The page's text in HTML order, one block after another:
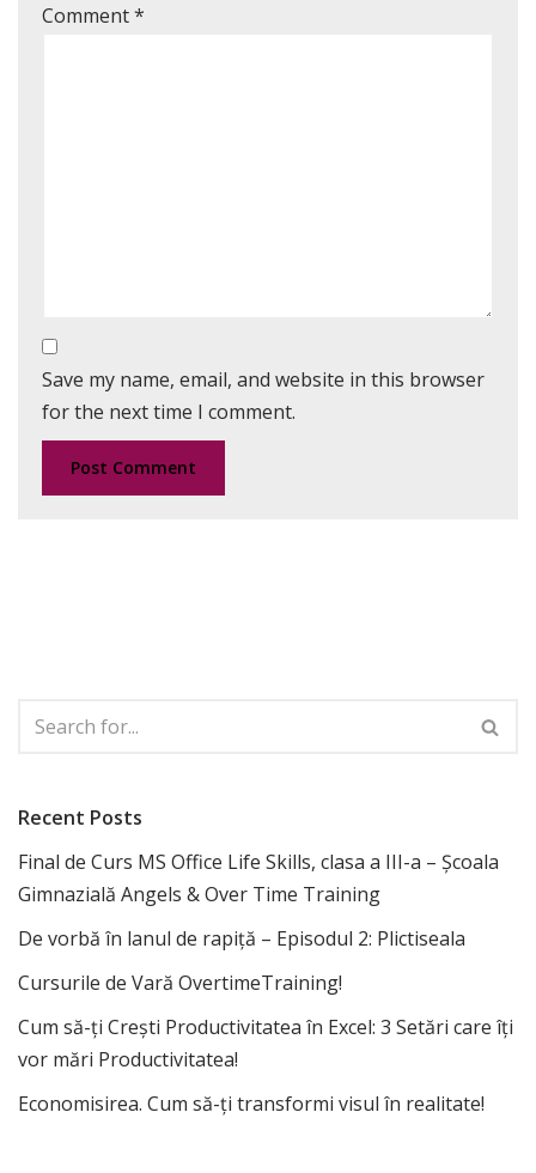
Comment*
Save my name, email, and website in this browser
for the next time I comment.
Recent Posts
Final de Curs MS Office Life Skills, clasa a III-a – Școala
Gimnazială Angels & Over Time Training
De vorbă în lanul de rapiță – Episodul 2: Plictiseala
Cursurile de Vară OvertimeTraining!
Cum să-ți Crești Productivitatea în Excel: 3 Setări care îți
vor mări Productivitatea!
Economisirea. Cum să-ți transformi visul în realitate!